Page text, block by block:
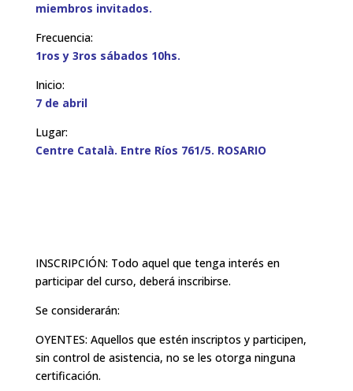
miembros invitados.
Frecuencia:
1ros y 3ros sábados 10hs.
Inicio:
7 de abril
Lugar:
Centre Català. Entre Ríos 761/5. ROSARIO
INSCRIPCIÓN: Todo aquel que tenga interés en
participar del curso, deberá inscribirse.
Se considerarán:
OYENTES: Aquellos que estén inscriptos y participen,
sin control de asistencia, no se les otorga ninguna
certificación.